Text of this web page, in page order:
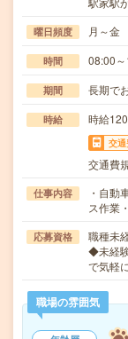
曜日頻度 月～金
時間 08:00
期間 長期で
時給 時給
交
交通費
仕事内容
・自動
ス作業
応募資格
職種未
◆未経
で気軽
職場の雰囲気